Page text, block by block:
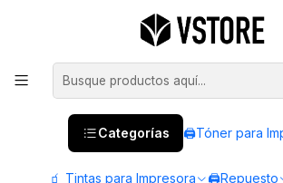
Categorías 🖨️Tóner para
🧃 Tintas para Impresora 🖨️Repuesto